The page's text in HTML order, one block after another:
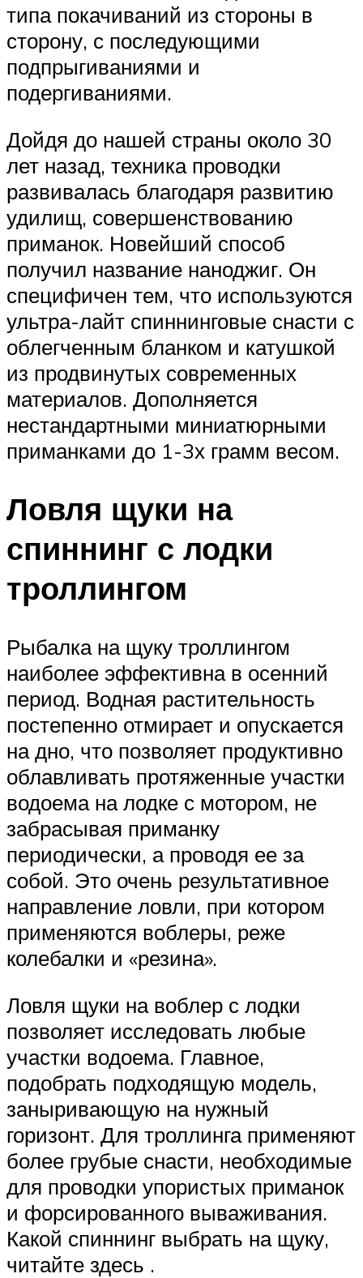
типа покачиваний из стороны в
сторону, с последующими
подпрыгиваниями и
подергиваниями.
Дойдя до нашей страны около 30
лет назад, техника проводки
развивалась благодаря развитию
удилищ, совершенствованию
приманок. Новейший способ
получил название наноджиг. Он
специфичен тем, что используются
ультра-лайт спиннинговые снасти с
облегченным бланком и катушкой
из продвинутых современных
материалов. Дополняется
нестандартными миниатюрными
приманками до 1-3х грамм весом.
Ловля щуки на
спиннинг с лодки
троллингом
Рыбалка на щуку троллингом
наиболее эффективна в осенний
период. Водная растительность
постепенно отмирает и опускается
на дно, что позволяет продуктивно
облавливать протяженные участки
водоема на лодке с мотором, не
забрасывая приманку
периодически, а проводя ее за
собой. Это очень результативное
направление ловли, при котором
применяются воблеры, реже
колебалки и «резина».
Ловля щуки на воблер с лодки
позволяет исследовать любые
участки водоема. Главное,
подобрать подходящую модель,
заныривающую на нужный
горизонт. Для троллинга применяют
более грубые снасти, необходимые
для проводки упористых приманок
и форсированного вываживания.
Какой спиннинг выбрать на щуку,
читайте здесь .